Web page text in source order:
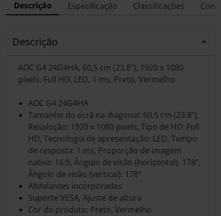
Descrição Especificação Classificações
Descrição
AOC G4 24G4HA, 60,5 cm (23.8"), 1920 x 1080
pixels, Full HD, LED, 1 ms, Preto, Vermelho
AOC G4 24G4HA
Tamanho do ecrã na diagonal: 60,5 cm (23.8"),
Resolução: 1920 x 1080 pixels, Tipo de HD: Full
HD, Tecnologia de apresentação: LED, Tempo
de resposta: 1 ms, Proporção de imagem
nativa: 16:9, Ângulo de visão (horizontal): 178°,
Ângulo de visão (vertical): 178°
Altifalantes incorporados
Suporte VESA, Ajuste de altura
Cor do produto: Preto, Vermelho